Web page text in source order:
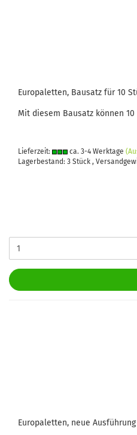
Europaletten, Bausatz für 10
Mit diesem Bausatz können
Lieferzeit: ca. 3-4 Werktage
Lagerbestand: 3 Stück ,
Europaletten, neue